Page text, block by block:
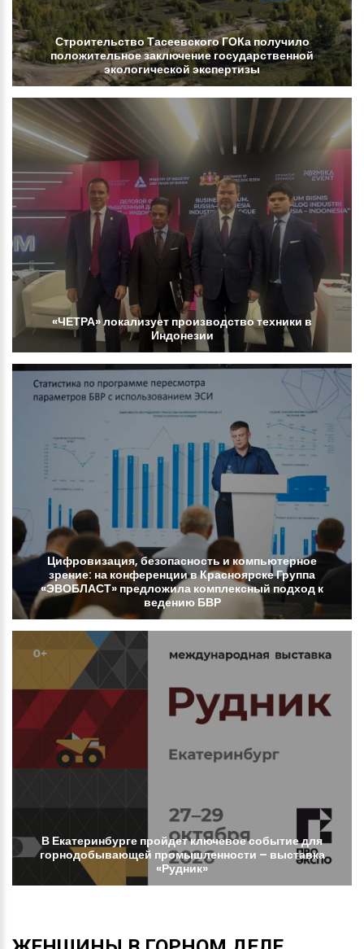
СтроительствоТасеевскогоГОКаполучило
положительноезаключениегосударственной
экологической экспертизы
«ЧЕТРА»локализует производствотехники в
Индонезии
Цифровизация, безопасность и компьютерное
зрение: на конференциивКрасноярскеГруппа
«ЭВОБЛАСТ» предложила комплексный подход к
ведению БВР
В Екатеринбурге пройдетключевоесобытиедля
горнодобывающей промышленности – выставка
«Рудник»